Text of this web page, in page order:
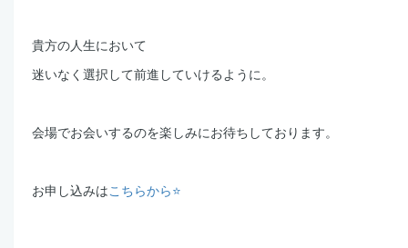
貴方の人生において
迷いなく選択して前進していけるように。
会場でお会いするのを楽しみにお待ちしております。
お申し込みはこちらから⭐️